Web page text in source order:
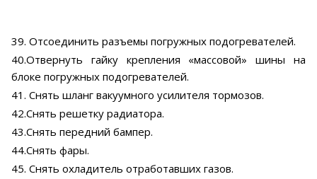
39. Отсоединить разъемы погружных подогревателей.
40.Отвернуть гайку крепления «массовой» шины на
блоке погружных подогревателей.
41. Снять шланг вакуумного усилителя тормозов.
42.Снять решетку радиатора.
43.Снять передний бампер.
44.Снять фары.
45. Снять охладитель отработавших газов.